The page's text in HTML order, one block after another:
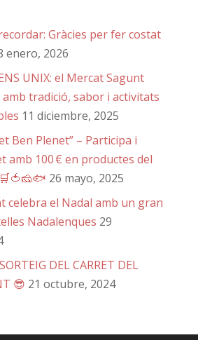
Gràcies per fer costat
enero, 2026
UNIX: el Mercat Sagunt
tradició, sabor i activitats
11 diciembre, 2025
Ben Plenet” – Participa i
amb 100 € en productes del
26 mayo, 2025
celebra el Nadal amb un gran
Nadalenques 29
DEL CARRET DEL
😎 21 octubre, 2024